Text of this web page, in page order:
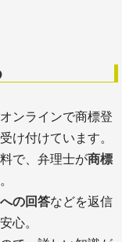
ンラインで商標登
け付けています。
で、弁理士が商標
の回答などを返信
心。